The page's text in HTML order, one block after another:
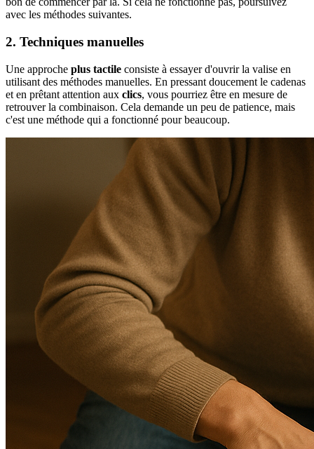
avec les méthodes suivantes.
2. Techniques manuelles
Une approche plus tactile consiste à essayer d'ouvrir la valise en
utilisant des méthodes manuelles. En pressant doucement le cadenas
et en prêtant attention aux clics, vous pourriez être en mesure de
retrouver la combinaison. Cela demande un peu de patience, mais
c'est une méthode qui a fonctionné pour beaucoup.